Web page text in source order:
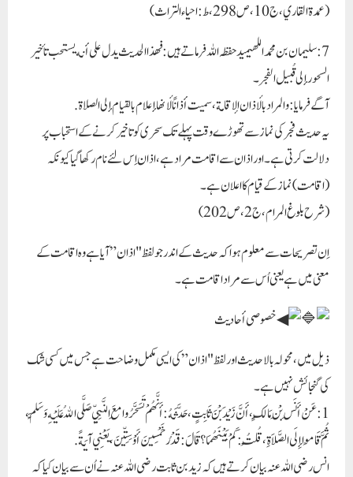
(عمدة القاري، ج10، ص298، ط: احياء التراث)
7: سليمان بن محمد اللهيميد حفظہ اللہ فرماتے ہیں: فهذا الحديث يدل على أنه يستحب تأخير
السحور إلى قُبيل الفجر۔
آگے فرمایا: والمراد بالأذان الإقامة، سميت أذانًا لأنها إعلام بالقيام إلى الصلاة.
یہ حدیث فجر کی نماز سے تھوڑے وقت پہلے تک سحری کو تاخیر کرنے کے استحباب پر
دلالت کرتی ہے۔ اور اذان سے اقامت مراد ہے، اذان اِس لئے نام رکھا گیا کیونکہ
(اقامت) نماز کے قیام کا اعلان ہے۔
(شرح بلوغ المرام، ج2، ص202)
اِن تصریحات سے معلوم ہوا کہ حدیث کے اندر جو لفظ "اذان” آیا ہے وہ اقامت کے
معنی میں ہے یعنی اُس سے مراد اقامت ہے۔
خصوصی أحادیث
ذیل میں، محولہ بالا حدیث اور لفظ "اذان” کی ایسی مکمل وضاحت ہے جس میں کسی شک
کی گنجائش نہیں ہے۔
1: عَنْ أَنَسِ بْنِ مَالِكٍ، أَنَّ زَيْدَ بْنَ ثَابِتٍ، حَدَّثَهُ: أَنَّهُمْ تَسَحَّرُوا مَعَ النَّبِيِّ صَلَّى اللهُ عَلَيْهِ وَسَلَّمَ،
ثُمَّ قَامُوا إِلَى الصَّلاَةِ، قُلْتُ: كَمْ بَيْنَهُمَا؟ قَالَ: قَدْرُ خَمْسِينَ أَوْ سِتِّينَ ، يَعْنِي آيَةً.
انس رضی اللہ عنہ بیان کرتے ہیں کہ زید بن ثابت رضی اللہ عنہ نے اُن سے بیان کیا کہ